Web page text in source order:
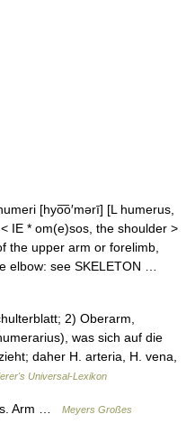
[hyo͞o′mərī] [L humerus,
IE * om(e)sos, the shoulder >
the upper arm or forelimb,
elbow: see SKELETON …
2) Oberarm,
was sich auf die
daher H. arteria, H. vena,
Universal-Lexikon
Arm …
Meyers Großes